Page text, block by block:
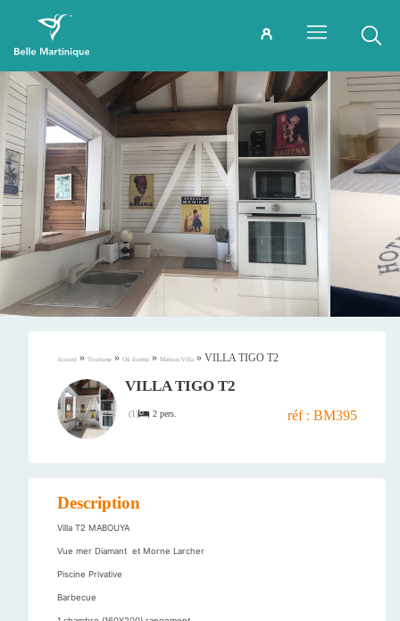
Accueil » Tourisme » Où dormir » Maison/Villa » VILLA TIGO T2
VILLA TIGO T2
(1) 2 pers. réf : BM395
Description
Villa T2 MABOUYA
Vue mer Diamant et Morne Larcher
Piscine Privative
Barbecue